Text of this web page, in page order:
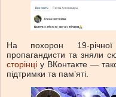
На похорон 19-
пропагандисти та зняли
сторінці у ВКонтакте —
підтримки та пам’яті.